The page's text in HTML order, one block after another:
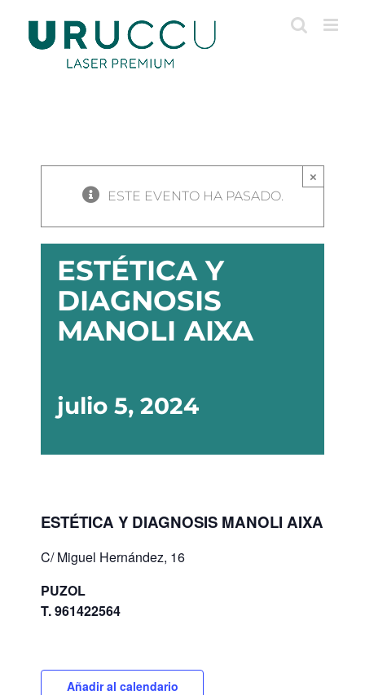
contenido
×
ESTE EVENTO HA PASADO.
ESTÉTICA Y
DIAGNOSIS
MANOLI AIXA
julio 5, 2024
ESTÉTICA Y DIAGNOSIS MANOLI AIXA
C/ Miguel Hernández, 16
PUZOL
T. 961422564
Añadir al calendario